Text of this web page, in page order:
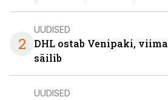
2
UUDISED
DHL ostab Venipaki,
säilib
UUDISED